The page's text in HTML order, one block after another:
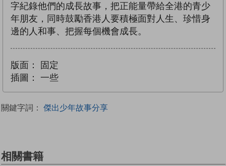
字紀錄他們的成長故事，把正能量帶給全港的青少
年朋友，同時鼓勵香港人要積極面對人生、珍惜身
邊的人和事、把握每個機會成長。
版面：
固定
插圖：
一些
關鍵字詞： 傑出少年故事分享
相關書籍